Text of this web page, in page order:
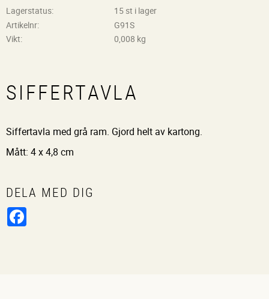
Lagerstatus
15 st i lager
Artikelnr
G91S
Vikt
0,008 kg
SIFFERTAVLA
Siffertavla med grå ram. Gjord helt av kartong.
Mått: 4 x 4,8 cm
DELA MED DIG